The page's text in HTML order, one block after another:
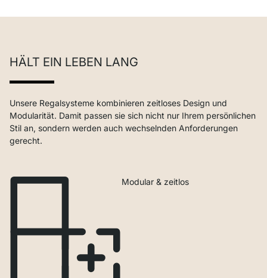
HÄLT EIN LEBEN LANG
Unsere Regalsysteme kombinieren zeitloses Design und
Modularität. Damit passen sie sich nicht nur Ihrem persönlichen
Stil an, sondern werden auch wechselnden Anforderungen
gerecht.
Modular & zeitlos